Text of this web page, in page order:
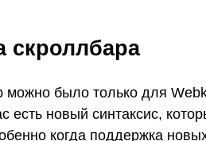
скроллбара
можно было только для
есть новый синтаксис,
когда поддержка